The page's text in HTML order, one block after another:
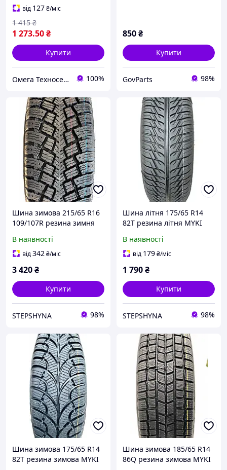
від 127₴/міс
1 273.50₴
1 415 ₴
Купити
Омега Техносервис 100%
850₴
Купити
GovParts 98%
Шина зимова 215/65 R16
109/107R резина зимня
Gum Poland
В наявності
від342₴/міс
3 420₴
Купити
STEPSHYNA 98%
Шина літня 175/65 R14
82T резина літня MYKI
В наявності
від 179₴/міс
1 790₴
Купити
STEPSHYNA 98%
Шина зимова 175/65 R14
82T резина зимова MYKI
Шина зимова 185/65 R14
86Q резина зимова MYKI